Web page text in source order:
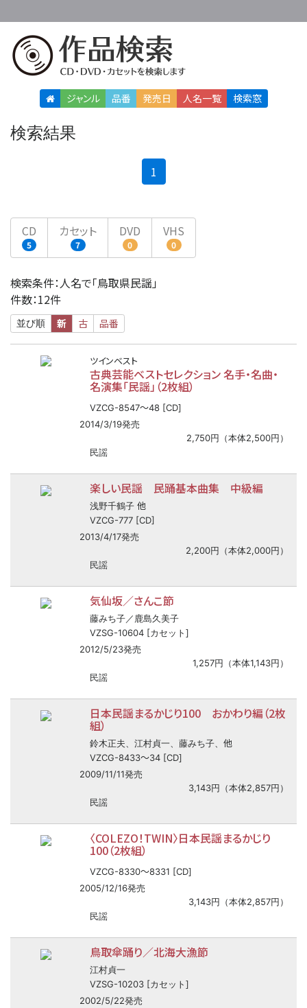
ジャンル 品番 発売日 人名一覧 検索窓
検索結果
1
CD
5
カセット
7
DVD
0
VHS
0
検索条件：人名で「鳥取県民謡」
件数：12件
並び順 新 古 品番
ツインベスト
古典芸能ベストセレクション 名手・名曲・
名演集「民謡」（2枚組）
VZCG-8547〜48 [CD]
2014/3/19発売
2,750円（本体2,500円）
民謡
楽しい民謡 民踊基本曲集 中級編
浅野千鶴子 他
VZCG-777 [CD]
2013/4/17発売
2,200円（本体2,000円）
民謡
気仙坂／さんこ節
藤みち子／鹿島久美子
VZSG-10604 [カセット]
2012/5/23発売
1,257円（本体1,143円）
民謡
日本民謡まるかじり100 おかわり編（2枚
組）
鈴木正夫、江村貞一、藤みち子、 他
VZCG-8433〜34 [CD]
2009/11/11発売
3,143円（本体2,857円）
民謡
〈COLEZO！TWIN〉日本民謡まるかじり
100（2枚組）
VZCG-8330〜8331 [CD]
2005/12/16発売
3,143円（本体2,857円）
民謡
鳥取傘踊り／北海大漁節
江村貞一
VZSG-10203 [カセット]
2002/5/22発売